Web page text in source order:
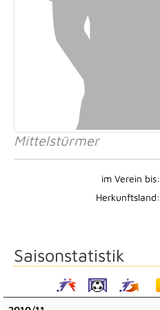
Mittelstürmer
im Verein bis:
Herkunftsland:
Saisonstatistik